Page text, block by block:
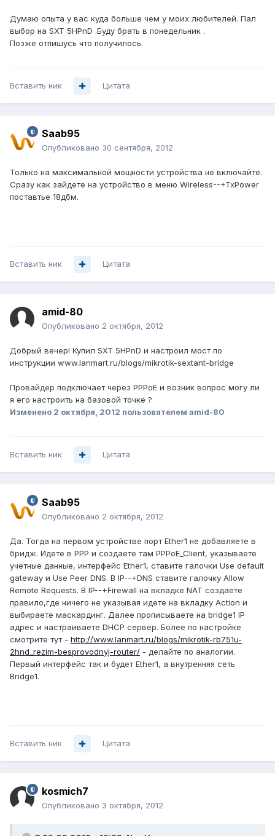
Думаю опыта у вас куда больше чем у моих любителей. Пал
выбор на SXT 5HPnD .Буду брать в понедельник .
Позже отпишусь что получилось.
Вставить ник Цитата
Saab95
Опубликовано 30 сентября, 2012
Только на максимальной мощности устройства не включайте.
Сразу как зайдете на устройство в меню Wireless--+TxPower
поставтье 18дбм.
Вставить ник Цитата
amid-80
Опубликовано 2 октября, 2012
Добрый вечер! Купил SXT 5HPnD и настроил мост по
инструкции www.lanmart.ru/blogs/mikrotik-sextant-bridge
Провайдер подключает через PPPoE и возник вопрос могу ли
я его настроить на базовой точке ?
Изменено 2 октября, 2012 пользователем amid-80
Вставить ник Цитата
Saab95
Опубликовано 2 октября, 2012
Да. Тогда на первом устройстве порт Ether1 не добавляете в
бридж. Идете в PPP и создаете там PPPoE_Client, указываете
учетные данные, интерфейс Ether1, ставите галочки Use default
gateway и Use Peer DNS. В IP--+DNS ставите галочку Allow
Remote Requests. В IP--+Firewall на вкладке NAT создаете
правило,где ничего не указывая идете на вкладку Action и
выбираете маскардинг. Далее прописываете на bridge1 IP
адрес и настраиваете DHCP сервер. Более по настройке
смотрите тут - http://www.lanmart.ru/blogs/mikrotik-rb751u-
2hnd_rezim-besprovodnyj-router/ - делайте по аналогии.
Первый интерфейс так и будет Ether1, а внутренняя сеть
Bridge1.
Вставить ник Цитата
kosmich7
Опубликовано 3 октября, 2012